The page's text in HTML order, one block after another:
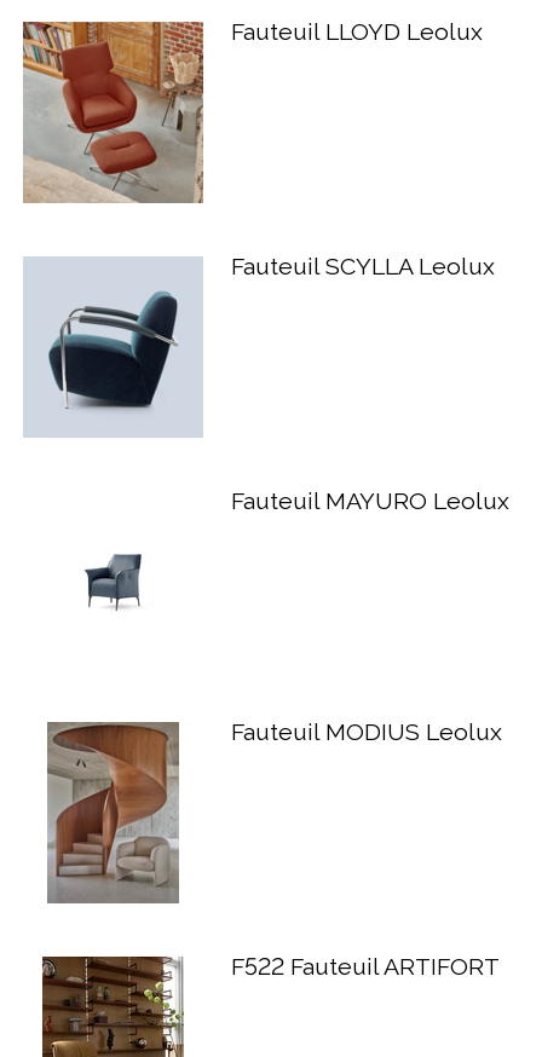
Fauteuil LLOYD Leolux
Fauteuil SCYLLA Leolux
Fauteuil MAYURO Leolux
Fauteuil MODIUS Leolux
F522 Fauteuil ARTIFORT